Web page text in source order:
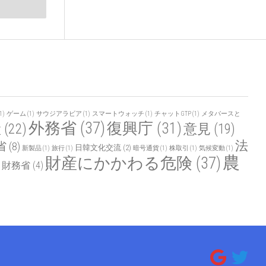
ゲーム (1) サウジアラビア (1) スマートウォッチ (1) チャットGTP(1) メタバースと
(22)外務省(37)復興庁 (31)意見 (19)
(8) 新製品(1) 旅行(1) 日韓文化交流(2) 暗号通貨(1) 株取引 (1) 気候変動(1) 法
財務省(4) 財産にかかわる危険 (37) 農